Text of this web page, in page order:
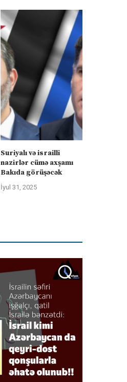
Suriyalı və israilli
nazirlər cümə axşamı
Bakıda görüşəcək
İyul 31, 2025